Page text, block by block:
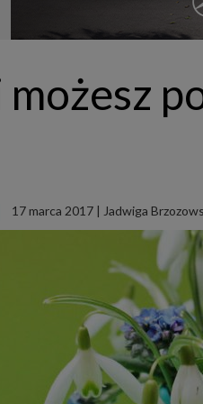
udostępnianych
marketingowych
takie nie wymaga
Administrator
Administratorami
http://
https://
http://www.sagier.pl/
Jeżeli wyrazisz
Zaufani Partnerzy.
prywatności
i tam
Podstawa i cel
Twoje dane
1. Jeśli zawieramy
z jednym z naszych
17 marca 2017| Jadwiga